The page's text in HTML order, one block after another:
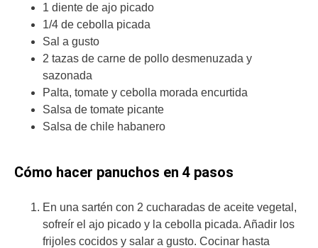
1 diente de ajo picado
1/4 de cebolla picada
Sal a gusto
2 tazas de carne de pollo desmenuzada y
sazonada
Palta, tomate y cebolla morada encurtida
Salsa de tomate picante
Salsa de chile habanero
Cómo hacer panuchos en 4 pasos
En una sartén con 2 cucharadas de aceite vegetal,
sofreír el ajo picado y la cebolla picada. Añadir los
frijoles cocidos y salar a gusto. Cocinar hasta